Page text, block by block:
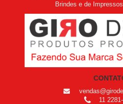
Brindes e de
11